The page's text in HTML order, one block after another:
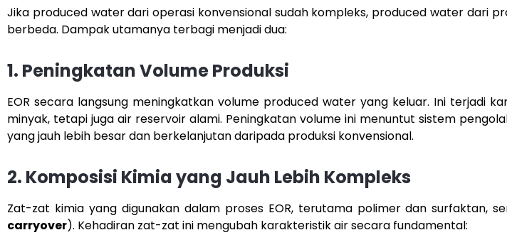
Jika produced water dari operasi konvensional sudah kompleks, produced water dari
berbeda. Dampak utamanya terbagi menjadi dua:
1. Peningkatan Volume Produksi
EOR secara langsung meningkatkan volume produced water yang keluar. Ini terjadi
minyak, tetapi juga air reservoir alami. Peningkatan volume ini menuntut sistem
yang jauh lebih besar dan berkelanjutan daripada produksi konvensional.
2. Komposisi Kimia yang Jauh Lebih Kompleks
Zat-zat kimia yang digunakan dalam proses EOR, terutama polimer dan surfaktan,
carryover). Kehadiran zat-zat ini mengubah karakteristik air secara fundamental: